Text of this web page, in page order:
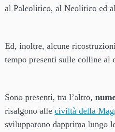
al Paleolitico, al Neolitico ed
Ed, inoltre, alcune
tempo presenti sulle colline al
Sono presenti, tra l’altro,
risalgono alle civiltà della
svilupparono dapprima lungo